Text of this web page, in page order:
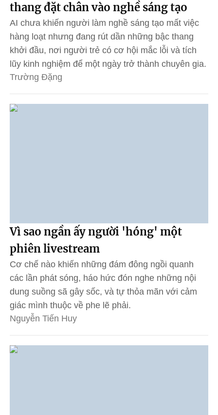
thang đặt chân vào nghề sáng tạo
AI chưa khiến người làm nghề sáng tạo mất việc
hàng loạt nhưng đang rút dần những bậc thang
khởi đầu, nơi người trẻ có cơ hội mắc lỗi và tích
lũy kinh nghiệm để một ngày trở thành chuyên gia.
Trường Đặng
Vì sao ngần ấy người 'hóng' một
phiên livestream
Cơ chế nào khiến những đám đông ngồi quanh
các lần phát sóng, háo hức đón nghe những nội
dung suồng sã gây sốc, và tự thỏa mãn với cảm
giác mình thuộc về phe lẽ phải.
Nguyễn Tiến Huy